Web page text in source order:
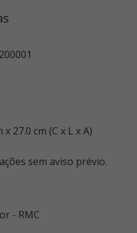
27.0 cm (C x L x A)
sem aviso prévio.
- RMC